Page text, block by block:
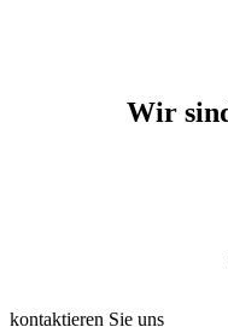
Wir
kontaktieren Sie uns